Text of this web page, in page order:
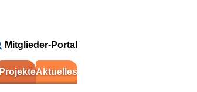
Mitglieder-Portal
ProjekteAktuelles